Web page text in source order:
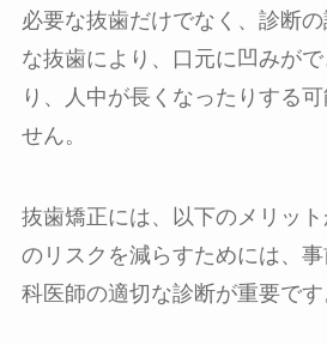
必要な抜歯だけでなく、診断
な抜歯により、口元に凹みが
り、人中が長くなったりする
せん。
抜歯矯正には、以下のメリッ
のリスクを減らすためには、
科医師の適切な診断が重要です